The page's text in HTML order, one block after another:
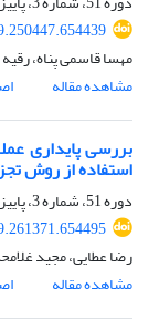
مهسا قاسمی پناه،
مشاهده مقاله
بررسی پایداری
استفاده از روش
دوره 51، شماره 3، پاییز 1399، صفحه
رضا عطایی، مجید
مشاهده مقاله